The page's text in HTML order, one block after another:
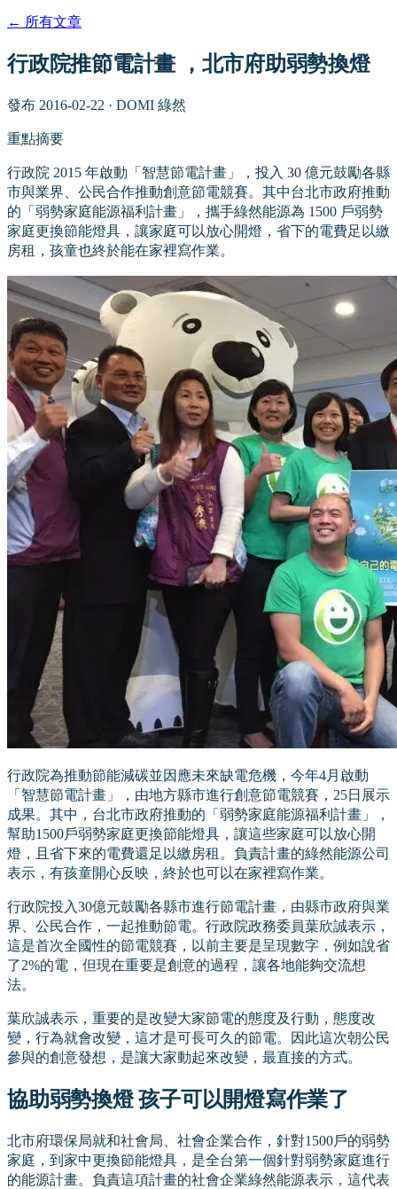
← 所有文章
行政院推節電計畫 ，北市府助弱勢換燈
發布 2016-02-22 · DOMI 綠然
重點摘要
行政院 2015 年啟動「智慧節電計畫」，投入 30 億元鼓勵各縣
市與業界、公民合作推動創意節電競賽。其中台北市政府推動
的「弱勢家庭能源福利計畫」，攜手綠然能源為 1500 戶弱勢
家庭更換節能燈具，讓家庭可以放心開燈，省下的電費足以繳
房租，孩童也終於能在家裡寫作業。
行政院為推動節能減碳並因應未來缺電危機，今年4月啟動
「智慧節電計畫」，由地方縣市進行創意節電競賽，25日展示
成果。其中，台北市政府推動的「弱勢家庭能源福利計畫」，
幫助1500戶弱勢家庭更換節能燈具，讓這些家庭可以放心開
燈，且省下來的電費還足以繳房租。負責計畫的綠然能源公司
表示，有孩童開心反映，終於也可以在家裡寫作業。
行政院投入30億元鼓勵各縣市進行節電計畫，由縣市政府與業
界、公民合作，一起推動節電。行政院政務委員葉欣誠表示，
這是首次全國性的節電競賽，以前主要是呈現數字，例如說省
了2%的電，但現在重要是創意的過程，讓各地能夠交流想
法。
葉欣誠表示，重要的是改變大家節電的態度及行動，態度改
變，行為就會改變，這才是可長可久的節電。因此這次朝公民
參與的創意發想，是讓大家動起來改變，最直接的方式。
協助弱勢換燈 孩子可以開燈寫作業了
北市府環保局就和社會局、社會企業合作，針對1500戶的弱勢
家庭，到家中更換節能燈具，是全台第一個針對弱勢家庭進行
的能源計畫。負責這項計畫的社會企業綠然能源表示，這代表